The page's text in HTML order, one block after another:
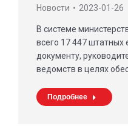
Новости 2023-01-26
В системе
всего 17 447 штатных
документу,
ведомств в целях
Подробнее